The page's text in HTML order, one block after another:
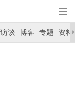
访谈 博客 专题 资料